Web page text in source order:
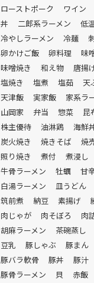
ローストポーク
ワイン
丼
二郎系ラーメン 低
冷やしラーメン
冷麺
卵かけご飯
卵料理 味
味噌焼き
和え物 唐揚
塩焼き
塩煮 塩茹 天
天津飯
実家飯 家系ラ
山岡家
弁当 惣菜 昆
株主優待
油淋鶏 海鮮
炭火焼き
焼きそば 焼
照り焼き
煮付 煮浸し
牛骨ラーメン
牡蠣 甘
白湯ラーメン
皿うどん
筑前煮
納豆 素揚げ
肉じゃが
肉そぼろ 肉
胡麻ラーメン
茶碗蒸し
豆乳
豚しゃぶ 豚まん
豚バラ軟骨
豚丼 豚汁
豚骨ラーメン
貝 赤飯